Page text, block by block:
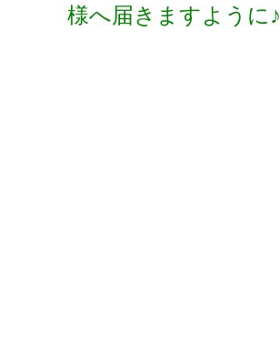
様へ届きますように♪